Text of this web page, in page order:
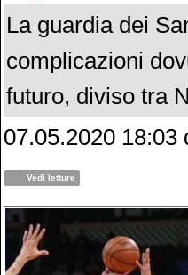
La guardia dei
complicazioni
futuro, diviso tra
07.05.2020 18:03
Vedi letture